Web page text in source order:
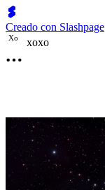
Creado con Slashpage
Xo xoxo